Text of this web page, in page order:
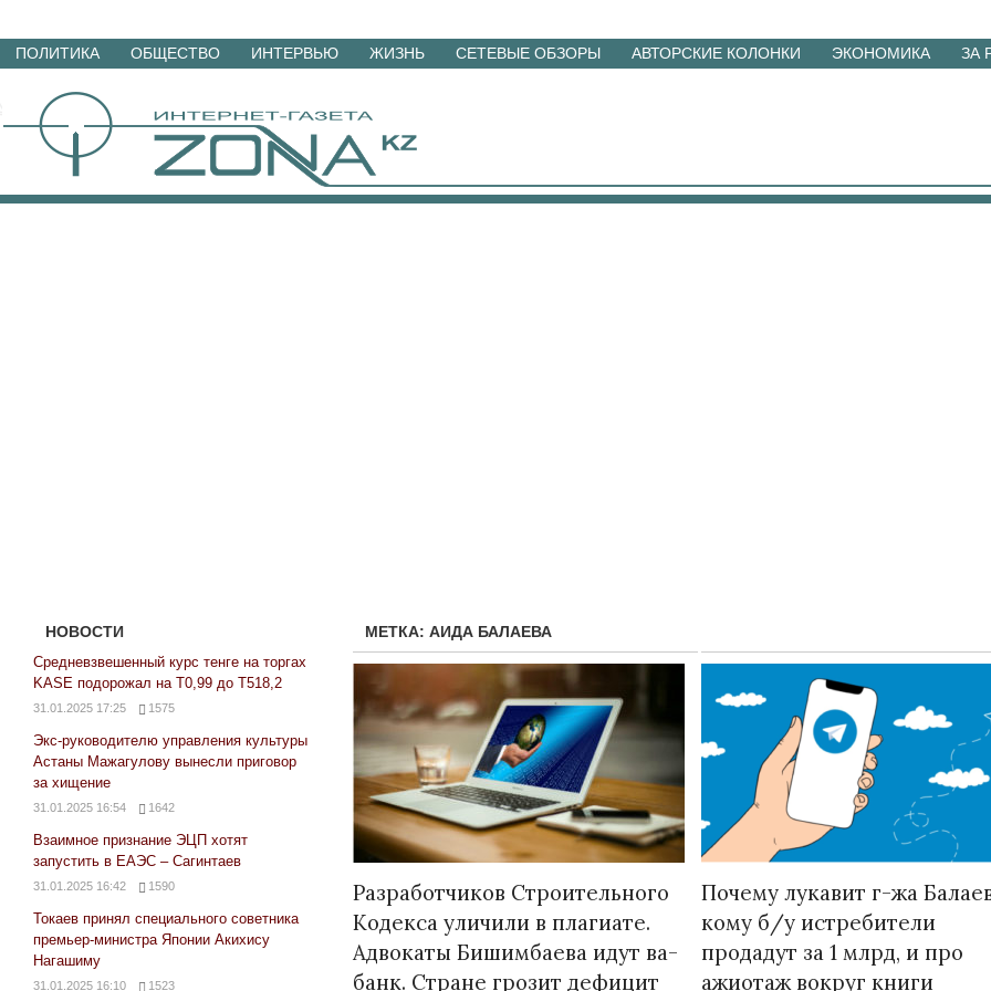
Перейти
материалам
ПОЛИТИКА ОБЩЕСТВО ИНТЕРВЬЮ ЖИЗНЬ СЕТЕВЫЕ ОБЗОРЫ АВТОРСКИЕ КОЛОНКИ ЭКОНОМИКА ЗА
МЕТКА:АИДА БАЛАЕВА
Разработчиков Строительного
Кодекса уличили в плагиате.
Адвокаты Бишимбаева идут ва-
банк. Стране грозит дефицит
Почему лукавит г-жа
кому б/у истребители
продадут за 1 млрд, и про
ажиотаж вокруг книги
НОВОСТИ
Средневзвешенный курс тенге на торгах
KASE подорожал на Т0,99 до Т518,2
31.01.2025 17:25 1575
Экс-руководителю управления культуры
Астаны Мажагулову вынесли приговор
за хищение
31.01.2025 16:54 1642
Взаимное признание ЭЦП хотят
запустить в ЕАЭС – Сагинтаев
31.01.2025 16:42 1590
Токаев принял специального советника
премьер-министра Японии Акихису
Нагашиму
31.01.2025 16:10 1523
Народ выбрал свет
Странная
мошенниками
30.10.2024